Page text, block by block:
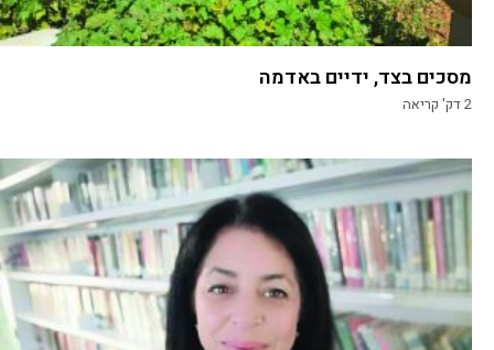
מסכים בצד, ידיים באדמה
2דק' קריאה